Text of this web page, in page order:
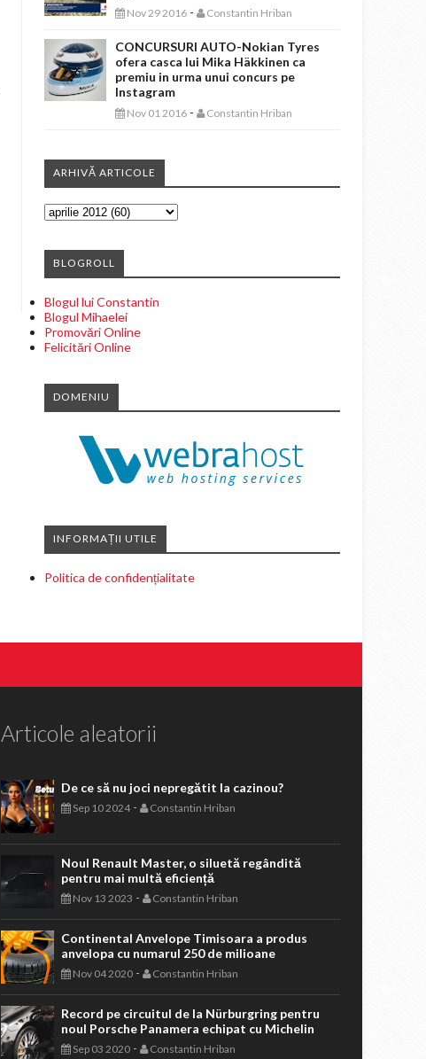
Nov 29 2016 - Constantin Hriban
CONCURSURI AUTO-Nokian Tyres
ofera casca lui Mika Häkkinen ca
premiu in urma unui concurs pe
Instagram
Nov 01 2016 - Constantin Hriban
ARHIVĂ ARTICOLE
BLOGROLL
Blogul lui Constantin
Blogul Mihaelei
Promovări Online
Felicitări Online
DOMENIU
INFORMAȚII UTILE
Politica de confidențialitate
Articole aleatorii
De ce să nu joci nepregătit la cazinou?
Sep 10 2024- Constantin Hriban
Noul Renault Master, o siluetă regândită
pentru mai multă eficiență
Nov 13 2023 - Constantin Hriban
Continental Anvelope Timisoara a produs
anvelopa cu numarul 250 de milioane
Nov 04 2020- Constantin Hriban
Record pe circuitul de la Nürburgring pentru
noul Porsche Panamera echipat cu Michelin
Sep 03 2020- Constantin Hriban